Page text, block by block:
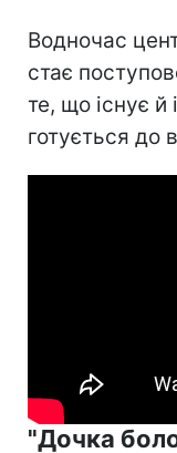
Водночас
стає
те, що існує й
готується до
"Дочка